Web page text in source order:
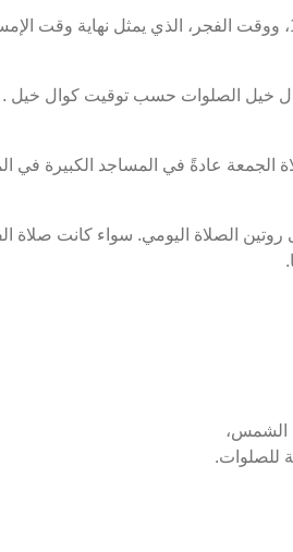
خيل الصلوات حسب توقيت كوال خيل .
عادةً في المساجد الكبيرة في
الصلاة اليومي. سواء كانت صلاة
الشمس،
للصلوات.